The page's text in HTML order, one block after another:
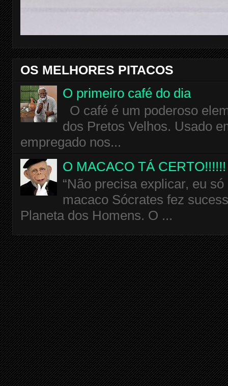
OS MELHORES PITACOS
O primeiro café do dia
O café é um poderoso
dos Pretos Velhos. Usado
empregado nos...
O MACACO TÁ CERTO!!!!!!
“Não precisa explicar, eu
macaco Sócrates fez
Planeta dos Homens. O ...